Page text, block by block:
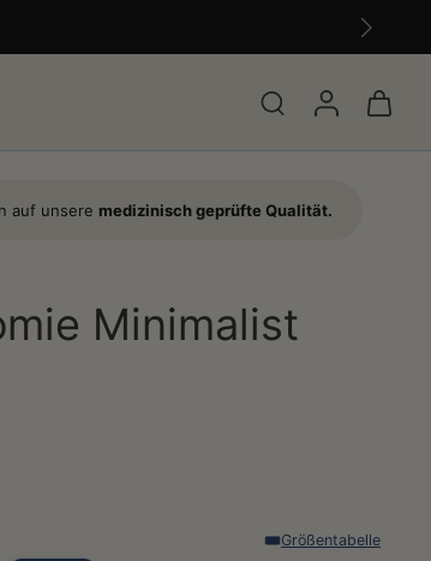
auf unsere medizinisch geprüfte Qualität.
Minimalist
Größentabelle